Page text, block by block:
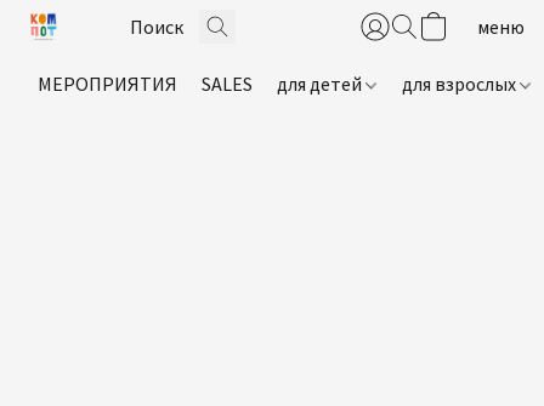
МЕРОПРИЯТИЯ SALES для детей для взрослых